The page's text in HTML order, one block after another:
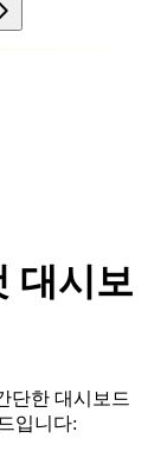
대시보
단한 대시보드
입니다: